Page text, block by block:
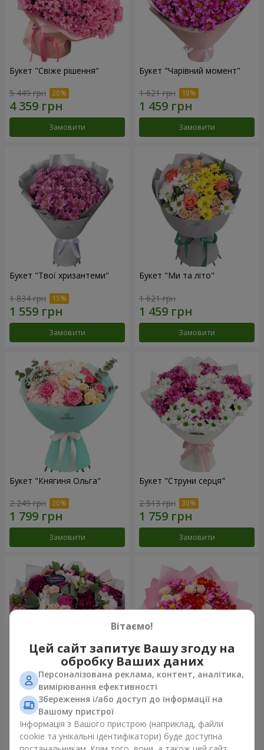
Букет "Свіже рішення"
5 449 грн
Замовити
Букет "Чарівний момент"
1 621 грн
Замовити
Букет "Твої хризантеми"
1 834 грн
Замовити
Букет "Ми та літо"
1 621 грн
Замовити
Букет "Княгиня Ольга"
2 249 грн
Замовити
Букет "Струни серця"
2 513 грн
Замовити
Букет "Все для тебе ...!"
5 374 грн
Замовити
Букет "Ніжне кохання"
Замовити
Вітаємо!
Цей сайт запитує Вашу згоду на
обробку Ваших даних
Персоналізована реклама, контент, аналітика,
вимірювання ефективності
Збереження і/або доступ до інформації на
Вашому пристрої
Інформація з Вашого пристрою (наприклад, файли
cookie та унікальні ідентифікатори) буде доступна